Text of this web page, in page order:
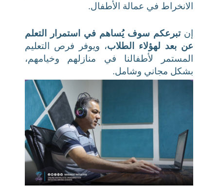
الانخراط في عمالة الأطفال.
إنتبرعكم سوف يُساهم في استمرار التعلم
عن بعد لهؤلاء الطلاب، ويوفر فرص التعليم
المستمر لأطفالنا في منازلهم وخيامهم،
بشكل مجاني وشامل.